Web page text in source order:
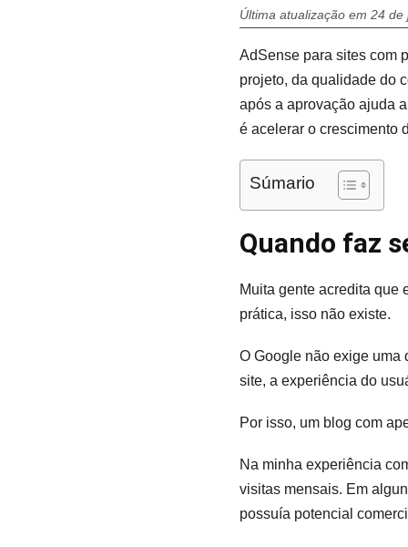
Última atualização em 24
AdSense para sites com
projeto, da qualidade do
após a aprovação ajuda
é acelerar o crescimento
Súmario
Quando faz
Muita gente acredita que
prática, isso não existe.
O Google não exige uma
site, a experiência do
Por isso, um blog com
Na minha experiência
visitas mensais. Em
possuía potencial